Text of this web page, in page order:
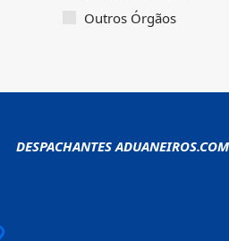
Outros Órgãos
DESPACHANTES ADUANEIROS.COM